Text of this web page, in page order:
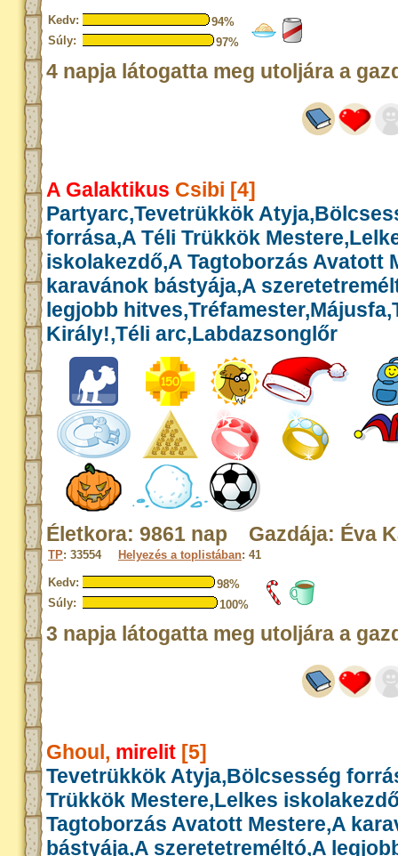
Kedv:
94%
Súly:
97%
4 napja látogatta meg utoljára a
A Galaktikus Csibi [4]
Partyarc,Tevetrükkök
forrása,A Téli Trükkök
iskolakezdő,A Tagtoborzás Avatott
karavánok bástyája,A
legjobb
Király!,Téli arc,Labdazsonglőr
Életkora: 9861 nap Gazdája: Éva
TP: 33554 Helyezés a toplistában: 41
Kedv:
98%
Súly:
100%
3 napja látogatta meg utoljára a
Ghoul, mirelit [5]
Tevetrükkök Atyja,Bölcsesség
Trükkök Mestere,Lelkes
Tagtoborzás Avatott Mestere,A
bástyája,A szeretetreméltó,A